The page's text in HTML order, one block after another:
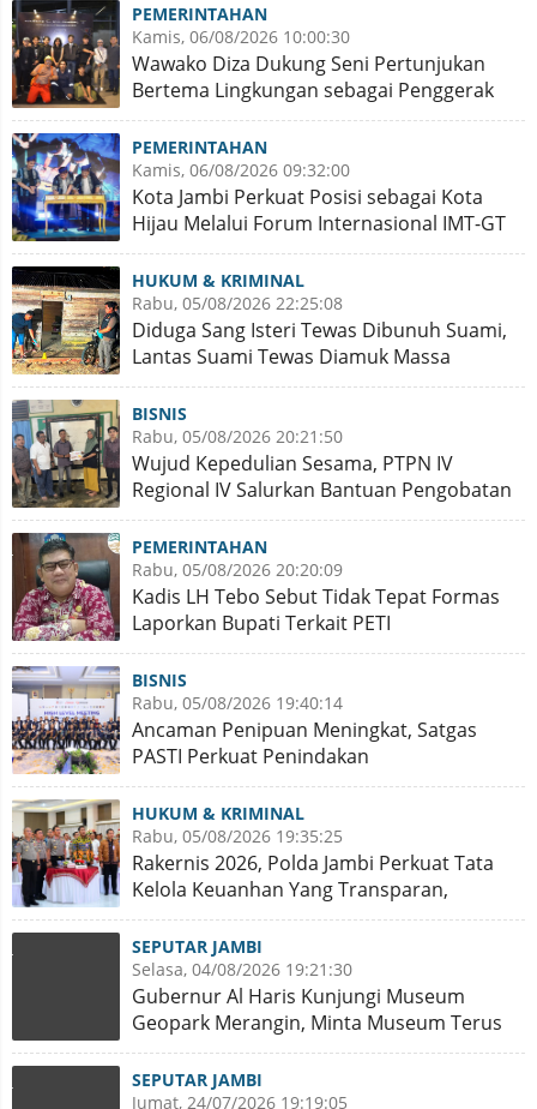
PEMERINTAHAN
Kamis, 06/08/2026 10:00:30
Wawako Diza Dukung Seni Pertunjukan
Bertema Lingkungan sebagai Penggerak
Kota Hijau
PEMERINTAHAN
Kamis, 06/08/2026 09:32:00
Kota Jambi Perkuat Posisi sebagai Kota
Hijau Melalui Forum Internasional IMT-GT
GCMC 2026
HUKUM & KRIMINAL
Rabu, 05/08/2026 22:25:08
Diduga Sang Isteri Tewas Dibunuh Suami,
Lantas Suami Tewas Diamuk Massa
BISNIS
Rabu, 05/08/2026 20:21:50
Wujud Kepedulian Sesama, PTPN IV
Regional IV Salurkan Bantuan Pengobatan
Putri Karyawan Pemanen
PEMERINTAHAN
Rabu, 05/08/2026 20:20:09
Kadis LH Tebo Sebut Tidak Tepat Formas
Laporkan Bupati Terkait PETI
BISNIS
Rabu, 05/08/2026 19:40:14
Ancaman Penipuan Meningkat, Satgas
PASTI Perkuat Penindakan
HUKUM & KRIMINAL
Rabu, 05/08/2026 19:35:25
Rakernis 2026, Polda Jambi Perkuat Tata
Kelola Keuanhan Yang Transparan,
Akuntabel dan Berintegritas
SEPUTAR JAMBI
Selasa, 04/08/2026 19:21:30
Gubernur Al Haris Kunjungi Museum
Geopark Merangin, Minta Museum Terus
Dirawat dan Koleksi Ditambah
SEPUTAR JAMBI
Jumat, 24/07/2026 19:19:05